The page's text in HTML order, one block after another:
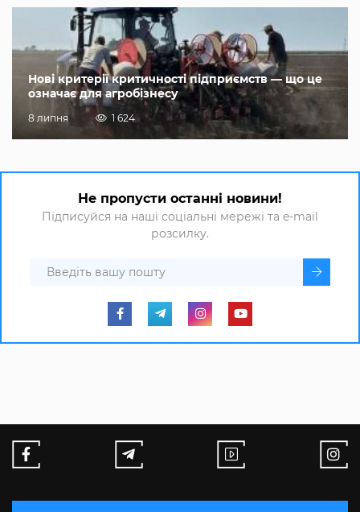
Нові критерії критичності підприємств — що це
означає для агробізнесу
8 липня 1 624
Не пропусти останні новини!
Підписуйся на наші соціальні мережі та e-mail
розсилку.